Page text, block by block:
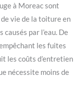
à Moreac sont
vie de la toiture en
par l’eau. De
les fuites
les coûts d’entretien
nécessite moins de